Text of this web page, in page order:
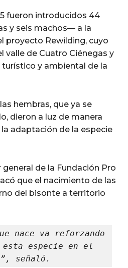
fueron introducidos 44
y seis machos— a la
proyecto Rewilding, cuyo
valle de Cuatro Ciénegas y
y ambiental de la
hembras, que ya se
dieron a luz de manera
adaptación de la especie
general de la Fundación Pro
que el nacimiento de las
del bisonte a territorio
nace va reforzando
especie en el
señaló.